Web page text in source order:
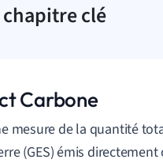
clé
Carbone
mesure de la quantité
(GES) émis